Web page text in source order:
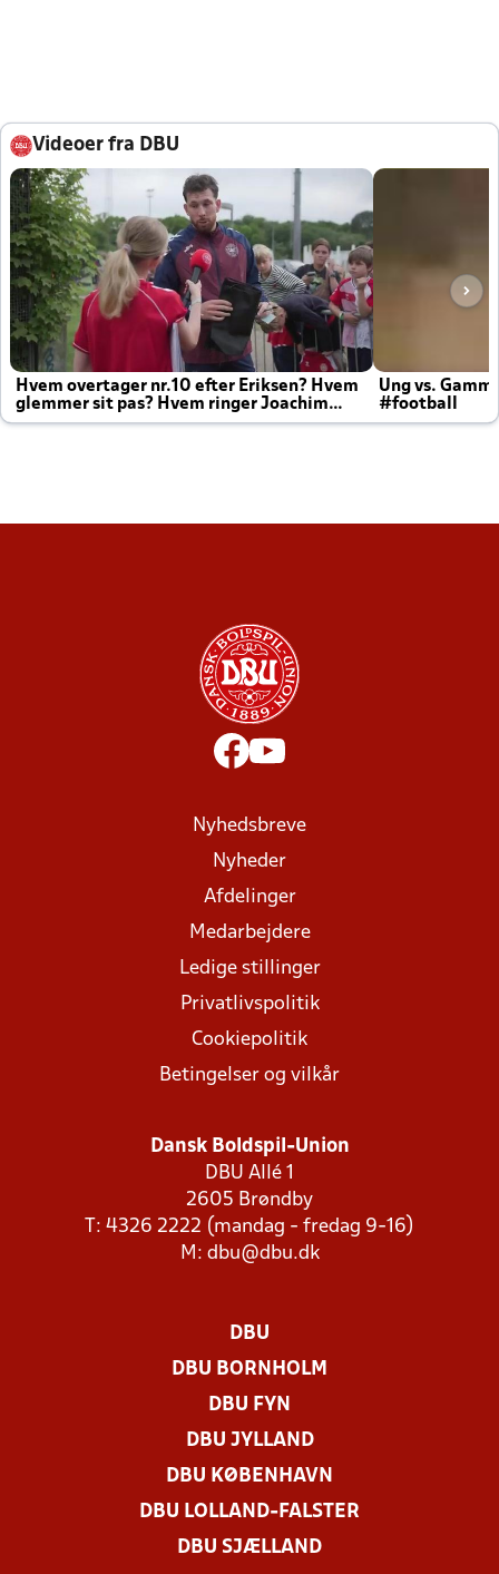
Videoer fra DBU
Hvem overtager nr.10 efter Eriksen? Hvem
glemmer sit pas? Hvem ringer Joachim
altid til efter kampe?
Ung vs.
#football
Nyhedsbreve
Nyheder
Afdelinger
Medarbejdere
Ledige stillinger
Privatlivspolitik
Cookiepolitik
Betingelser og vilkår
Dansk Boldspil-Union
DBU Allé 1
2605 Brøndby
T: 4326 2222 (mandag - fredag 9-16)
M: dbu@dbu.dk
DBU
DBU BORNHOLM
DBU FYN
DBU JYLLAND
DBU KØBENHAVN
DBU LOLLAND-FALSTER
DBU SJÆLLAND